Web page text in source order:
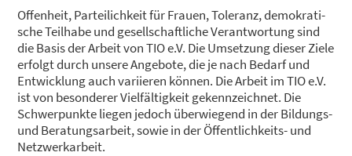
Offen­heit, Par­tei­lich­keit für Frau­en, Tole­ranz, demo­kra­ti­
sche Teil­ha­be und gesell­schaft­li­che Ver­ant­wor­tung sind
die Basis der Arbeit von TIO e.V. Die Umset­zung die­ser Zie­le
erfolgt durch unse­re Ange­bo­te, die je nach Bedarf und
Ent­wick­lung auch vari­ie­ren kön­nen. Die Arbeit im TIO e.V.
ist von beson­de­rer Viel­fäl­tig­keit gekenn­zeich­net. Die
Schwer­punk­te lie­gen jedoch über­wie­gend in der Bil­dungs-
und Bera­tungs­ar­beit, sowie in der Öffent­lich­keits- und
Netz­werk­ar­beit.